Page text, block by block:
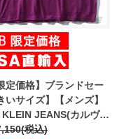
定価格】ブランドセー
いサイズ】【メンズ】
JEANS(カルヴァ
ジーンズ) デザイン半
税込)